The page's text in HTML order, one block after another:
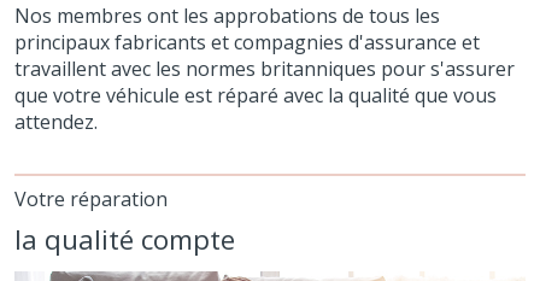
Nos membres ont les approbations de tous les
principaux fabricants et compagnies d'assurance et
travaillent avec les normes britanniques pour s'assurer
que votre véhicule est réparé avec la qualité que vous
attendez.
Votre réparation
la qualité compte